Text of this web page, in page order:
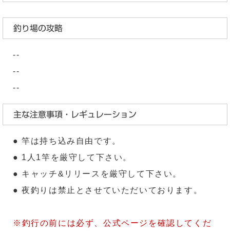
釣り場の攻略
--
--
--
主な注意事項・レギュレーション
● 竿は持ち込み自由です。
● 1人1竿を厳守して下さい。
● キャッチ&リリースを厳守して下さい。
● 夜釣りは禁止とさせていただいております。
※釣行の前には必ず、公式ページを確認してくだ